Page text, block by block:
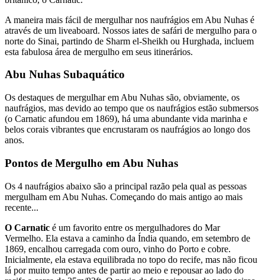
A maneira mais fácil de mergulhar nos naufrágios em Abu Nuhas é
através de um liveaboard. Nossos iates de safári de mergulho para o
norte do Sinai, partindo de Sharm el-Sheikh ou Hurghada, incluem
esta fabulosa área de mergulho em seus itinerários.
Abu Nuhas Subaquático
Os destaques de mergulhar em Abu Nuhas são, obviamente, os
naufrágios, mas devido ao tempo que os naufrágios estão submersos
(o Carnatic afundou em 1869), há uma abundante vida marinha e
belos corais vibrantes que encrustaram os naufrágios ao longo dos
anos.
Pontos de Mergulho em Abu Nuhas
Os 4 naufrágios abaixo são a principal razão pela qual as pessoas
mergulham em Abu Nuhas. Começando do mais antigo ao mais
recente...
O Carnatic é um favorito entre os mergulhadores do Mar
Vermelho. Ela estava a caminho da Índia quando, em setembro de
1869, encalhou carregada com ouro, vinho do Porto e cobre.
Inicialmente, ela estava equilibrada no topo do recife, mas não ficou
lá por muito tempo antes de partir ao meio e repousar ao lado do